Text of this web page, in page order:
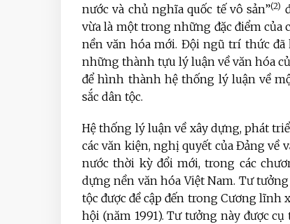
nước và chủ nghĩa quốc tế vô sản”(2)
vừa là một trong những đặc điểm của
nền văn hóa mới. Đội ngũ trí thức
những thành tựu lý luận về văn hóa
để hình thành hệ thống lý luận về
sắc dân tộc.
Hệ thống lý luận về xây dựng, phát
các văn kiện, nghị quyết của Đảng về
nước thời kỳ đổi mới, trong các
dựng nền văn hóa Việt Nam. Tư
tộc được đề cập đến trong Cương lĩnh
hội (năm 1991). Tư tưởng này được